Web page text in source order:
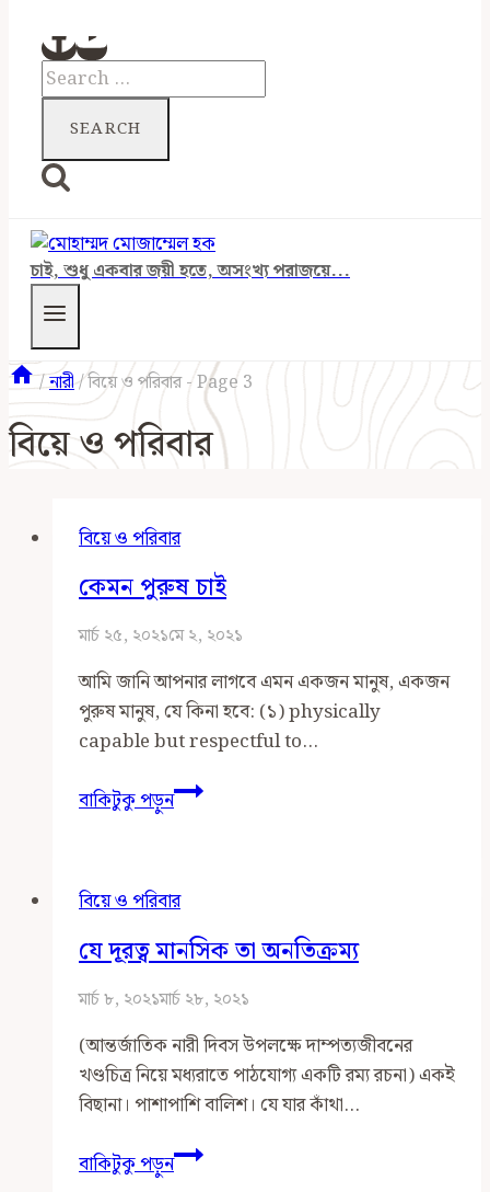
Search
for:
চাই, শুধু একবার জয়ী হতে, অসংখ্য পরাজয়ে...
/নারী/বিয়ে ও পরিবার- Page 3
বিয়ে ও পরিবার
বিয়ে ও পরিবার
কেমন পুরুষ চাই
মার্চ ২৫, ২০২১মে ২, ২০২১
আমি জানি আপনার লাগবে এমন একজন মানুষ, একজন
পুরুষ মানুষ, যে কিনা হবে: (১) physically
capable but respectful to…
বাকিটুকু পড়ুনকেমন
পুরুষ
বিয়ে ও পরিবার
যে দূরত্ব মানসিক তা অনতিক্রম্য
মার্চ ৮, ২০২১মার্চ ২৮, ২০২১
(আন্তর্জাতিক নারী দিবস উপলক্ষে দাম্পত্যজীবনের
খণ্ডচিত্র নিয়ে মধ্যরাতে পাঠযোগ্য একটি রম্য রচনা) একই
বিছানা। পাশাপাশি বালিশ। যে যার কাঁথা…
বাকিটুকু পড়ুনযে
দূরত্ব